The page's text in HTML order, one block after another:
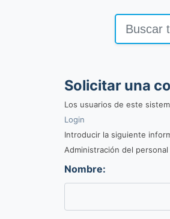
Solicitar una
Los usuarios de este
Login
Introducir la siguiente
Administración del
Nombre: